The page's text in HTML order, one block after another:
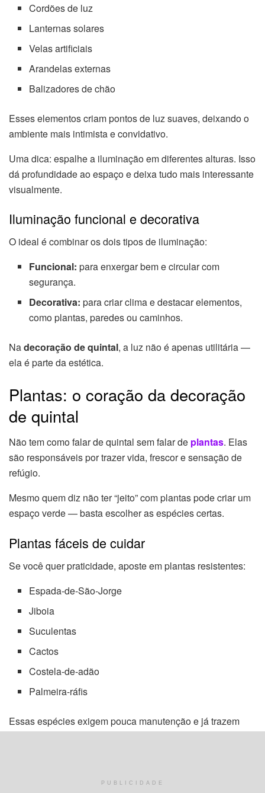
Cordões de luz
Lanternas solares
Velas artificiais
Arandelas externas
Balizadores de chão
Esses elementos criam pontos de luz suaves, deixando o
ambiente mais intimista e convidativo.
Uma dica: espalhe a iluminação em diferentes alturas. Isso
dá profundidade ao espaço e deixa tudo mais interessante
visualmente.
Iluminação funcional e decorativa
O ideal é combinar os dois tipos de iluminação:
Funcional: para enxergar bem e circular com
segurança.
Decorativa: para criar clima e destacar elementos,
como plantas, paredes ou caminhos.
Nadecoração de quintal, a luz não é apenas utilitária —
ela é parte da estética.
Plantas: o coração da decoração
de quintal
Não tem como falar de quintal sem falar de plantas. Elas
são responsáveis por trazer vida, frescor e sensação de
refúgio.
Mesmo quem diz não ter “jeito” com plantas pode criar um
espaço verde — basta escolher as espécies certas.
Plantas fáceis de cuidar
Se você quer praticidade, aposte em plantas resistentes:
Espada-de-São-Jorge
Jiboia
Suculentas
Cactos
Costela-de-adão
Palmeira-ráfis
Essas espécies exigem pouca manutenção e já trazem
Para que o quintal realmente pareça um refúgio, a ideia é
PUBLICIDADE